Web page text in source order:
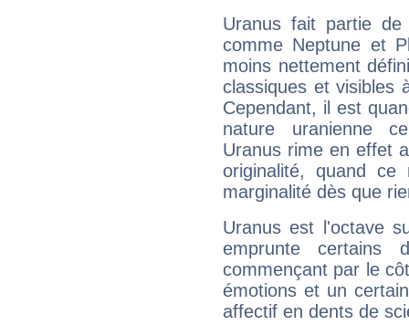
Uranus fait partie
comme Neptune et
moins nettement
classiques et visibles
Cependant, il est
nature uranienne
Uranus rime en effet
originalité, quand ce
marginalité dès que
Uranus est l'octave
emprunte
commençant par le
émotions et un
affectif en dents de